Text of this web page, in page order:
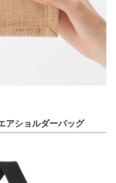
アショルダーバッグ